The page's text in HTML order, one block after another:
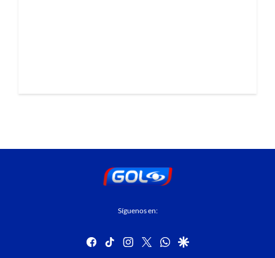
Síguenos en:
facebook
tiktok instagram
twitterwhatsapp
google